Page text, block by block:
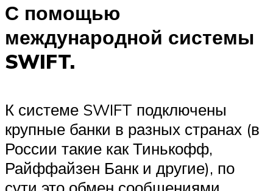
С помощью
международной системы
SWIFT.
К системе SWIFT подключены
крупные банки в разных странах (в
России такие как Тинькофф,
Райффайзен Банк и другие), по